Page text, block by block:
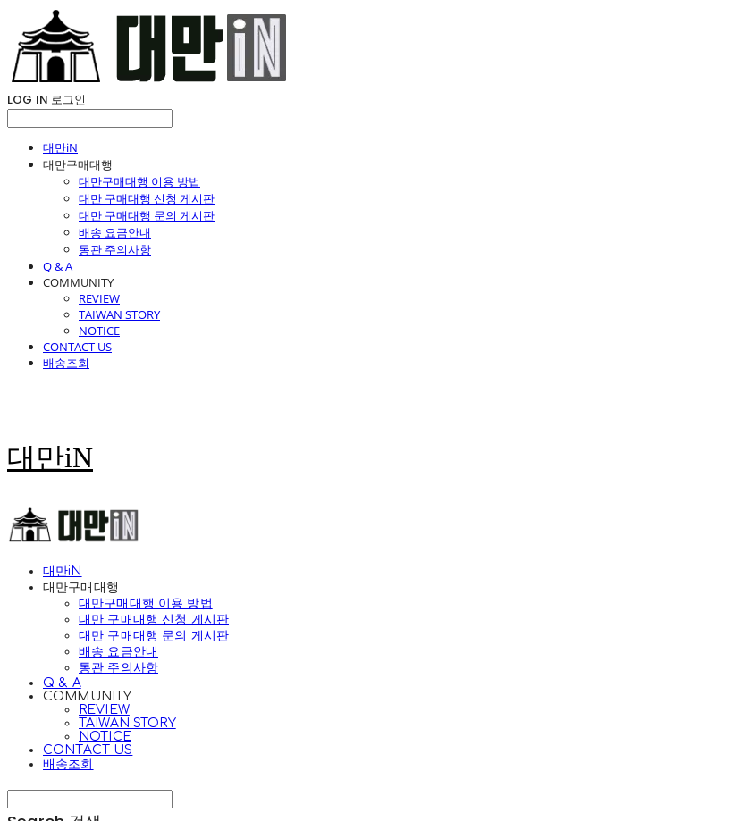
LOG IN 로그인
대만iN
대만구매대행
대만구매대행 이용 방법
대만 구매대행 신청 게시판
대만 구매대행 문의 게시판
배송 요금안내
통관 주의사항
Q & A
COMMUNITY
REVIEW
TAIWAN STORY
NOTICE
CONTACT US
배송조회
대만iN
대만iN
대만구매대행
대만구매대행 이용 방법
대만 구매대행 신청 게시판
대만 구매대행 문의 게시판
배송 요금안내
통관 주의사항
Q & A
COMMUNITY
REVIEW
TAIWAN STORY
NOTICE
CONTACT US
배송조회